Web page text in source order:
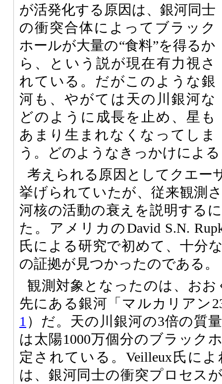
が活発化する原因は、銀河同士
の衝突合体によってブラック
ホールが大量の“食料”を得るか
ら、という説が現在有力視さ
れている。だがこのような銀
河も、やがては天の川銀河な
どのように成長を止め、星も
あまり生まれなくなってしま
う。どのようなきっかけによ
考えられる原因としてクエー
挙げられていたが、従来観測
河核の活動の衰えを説明する
た。アメリカのDavid S.N.
氏による研究で初めて、十分
の証拠が見つかったのである。
観測対象となったのは、おお
先にある銀河「マルカリアン
1 ）だ。天の川銀河の3倍の質
は太陽1000万個分のブラック
定されている。Veilleux氏に
は、銀河同士の衝突プロセス